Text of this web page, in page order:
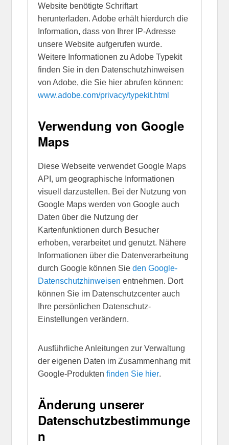
Website benötigte Schriftart
herunterladen. Adobe erhält hierdurch die
Information, dass von Ihrer IP-Adresse
unsere Website aufgerufen wurde.
Weitere Informationen zu Adobe Typekit
finden Sie in den Datenschutzhinweisen
von Adobe, die Sie hier abrufen können:
www.adobe.com/privacy/typekit.html
Verwendung von Google
Maps
Diese Webseite verwendet Google Maps
API, um geographische Informationen
visuell darzustellen. Bei der Nutzung von
Google Maps werden von Google auch
Daten über die Nutzung der
Kartenfunktionen durch Besucher
erhoben, verarbeitet und genutzt. Nähere
Informationen über die Datenverarbeitung
durch Google können Sieden Google-
Datenschutzhinweisen entnehmen. Dort
können Sie im Datenschutzcenter auch
Ihre persönlichen Datenschutz-
Einstellungen verändern.
Ausführliche Anleitungen zur Verwaltung
der eigenen Daten im Zusammenhang mit
Google-Produkten finden Sie hier.
Änderung unserer
Datenschutzbestimmunge
n